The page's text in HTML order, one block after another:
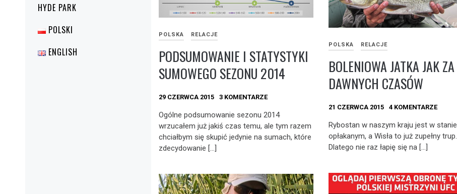
HYDE PARK
POLSKI
ENGLISH
POLSKA RELACJE
PODSUMOWANIE I STATYSTYKI
SUMOWEGO SEZONU 2014
29 CZERWCA 2015 3 KOMENTARZE
Ogólne podsumowanie sezonu 2014
wrzucałem już jakiś czas temu, ale tym razem
chciałbym się skupić jedynie na sumach, które
zdecydowanie […]
POLSKA RELACJE
BOLENIOWA JATKA JAK ZA
DAWNYCH CZASÓW
21 CZERWCA 2015 4 KOMENTARZE
Rybostan w naszym kraju jest w stanie
opłakanym, a Wisła to już zupełny trup.
Dlatego nie raz łapię się na […]